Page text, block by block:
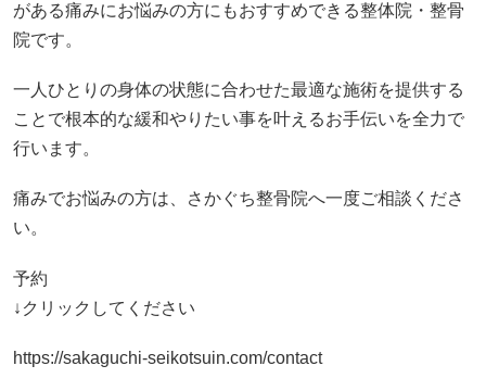
がある痛みにお悩みの方にもおすすめできる整体院・整骨
院です。
一人ひとりの身体の状態に合わせた最適な施術を提供する
ことで根本的な緩和やりたい事を叶えるお手伝いを全力で
行います。
痛みでお悩みの方は、さかぐち整骨院へ一度ご相談くださ
い。
予約
↓クリックしてください
https://sakaguchi-seikotsuin.com/contact